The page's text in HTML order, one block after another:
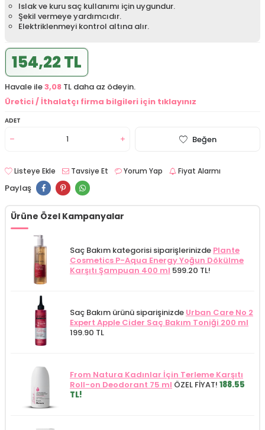
Islak ve kuru saç kullanımı için uygundur.
Şekil vermeye yardımcıdır.
Elektriklenmeyi kontrol altına alır.
154,22 TL
Havale ile3,08 TL daha az ödeyin.
Üretici / İthalatçı firma bilgileri için tıklayınız
ADET
Beğen
Listeye Ekle Tavsiye Et Yorum Yap Fiyat Alarmı
Paylaş
Ürüne Özel Kampanyalar
Saç Bakım kategorisi siparişlerinizde Plante
Cosmetics P-Aqua Energy Yoğun Dökülme
Karşıtı Şampuan 400 ml 599.20 TL!
Saç Bakım ürünü siparişinizde Urban Care No 2
Expert Apple Cider Saç Bakım Toniği 200 ml
199.90 TL
From Natura Kadınlar İçin Terleme Karşıtı
Roll-on Deodorant 75 ml ÖZEL FİYAT! 188.55
TL!